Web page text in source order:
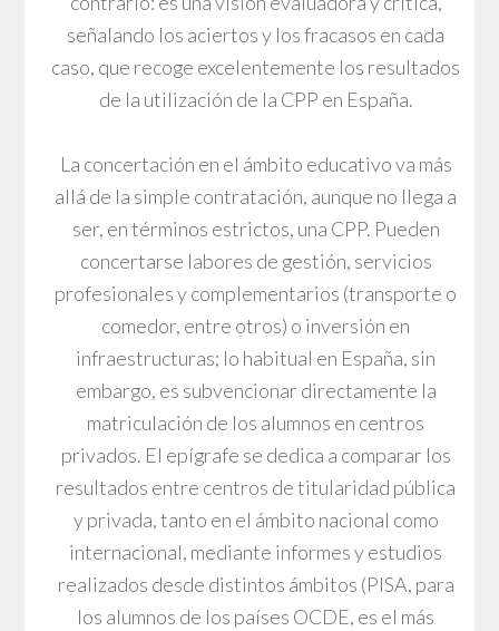
señalando los aciertos y los fracasos en cada
caso, que recoge excelentemente los resultados
de la utilización de la CPP en España.
La concertación en el ámbito educativo va más
allá de la simple contratación, aunque no llega a
ser, en términos estrictos, una CPP. Pueden
concertarse labores de gestión, servicios
profesionales y complementarios (transporte o
comedor, entre otros) o inversión en
infraestructuras; lo habitual en España, sin
embargo, es subvencionar directamente la
matriculación de los alumnos en centros
privados. El epígrafe se dedica a comparar los
resultados entre centros de titularidad pública
y privada, tanto en el ámbito nacional como
internacional, mediante informes y estudios
realizados desde distintos ámbitos (PISA, para
los alumnos de los países OCDE, es el más